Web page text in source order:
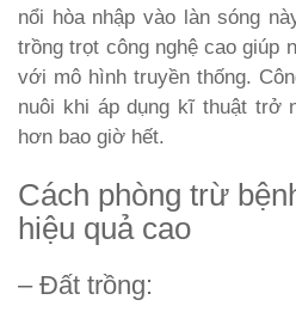
nổi hòa nhập vào làn sóng
trồng trọt công nghệ cao giúp
với mô hình truyền thống.
nuôi khi áp dụng kĩ thuật trở
hơn bao giờ hết.
Cách phòng trừ
hiệu quả cao
– Đất trồng: